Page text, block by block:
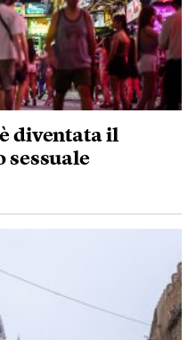
diventata il
sessuale